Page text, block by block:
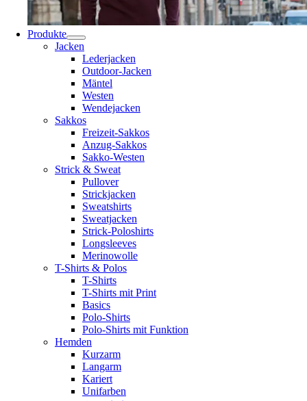
Produkte
Jacken
Lederjacken
Outdoor-Jacken
Mäntel
Westen
Wendejacken
Sakkos
Freizeit-Sakkos
Anzug-Sakkos
Sakko-Westen
Strick & Sweat
Pullover
Strickjacken
Sweatshirts
Sweatjacken
Strick-Poloshirts
Longsleeves
Merinowolle
T-Shirts & Polos
T-Shirts
T-Shirts mit Print
Basics
Polo-Shirts
Polo-Shirts mit Funktion
Hemden
Kurzarm
Langarm
Kariert
Unifarben